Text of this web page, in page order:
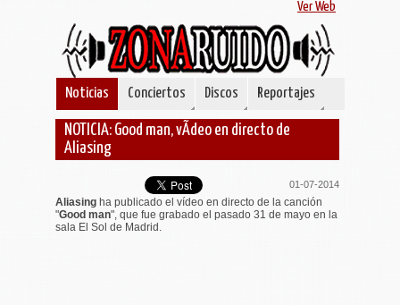
Ver Web
Noticias Conciertos Discos Reportajes
NOTICIA: Good man, vÃ­deo en directo de
Aliasing
01-07-2014
Aliasing ha publicado el vídeo en directo de la canción
"Good man", que fue grabado el pasado 31 de mayo en la
sala El Sol de Madrid.